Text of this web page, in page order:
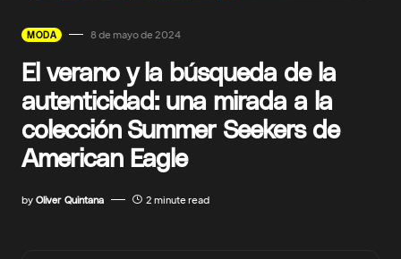
MODA 8 de mayo de 2024
El verano y la búsqueda de la
autenticidad: una mirada a la
colección Summer Seekers de
American Eagle
by Oliver Quintana 2 minute read